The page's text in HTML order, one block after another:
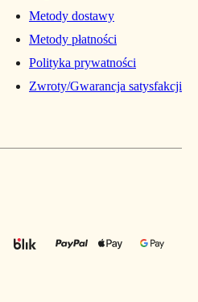
Metody dostawy
Metody płatności
Polityka prywatności
Zwroty/Gwarancja satysfakcji